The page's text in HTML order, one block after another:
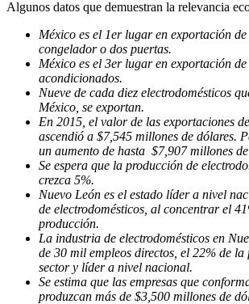
Algunos datos que demuestran la relevancia
México es el 1er lugar en exportación
congelador o dos puertas.
México es el 3er lugar en exportación de
acondicionados.
Nueve de cada diez electrodomésticos
México, se exportan.
En 2015, el valor de las exportaciones
ascendió a $7,545 millones de dólares.
un aumento de hasta $7,907 millones
Se espera que la producción de
crezca 5%.
Nuevo León es el estado líder a nivel
de electrodomésticos, al concentrar el
producción.
La industria de electrodomésticos en
de 30 mil empleos directos, el 22% de
sector y líder a nivel nacional.
Se estima que las empresas que
produzcan más de $3,500 millones de